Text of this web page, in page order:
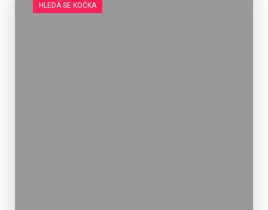
HLEDÁ SE KOČKA